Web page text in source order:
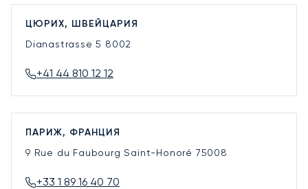
ЦЮРИХ, ШВЕЙЦАРИЯ
Dianastrasse 5 8002
+41 44 810 12 12
ПАРИЖ, ФРАНЦИЯ
9 Rue du Faubourg Saint-Honoré 75008
+33 1 89 16 40 70